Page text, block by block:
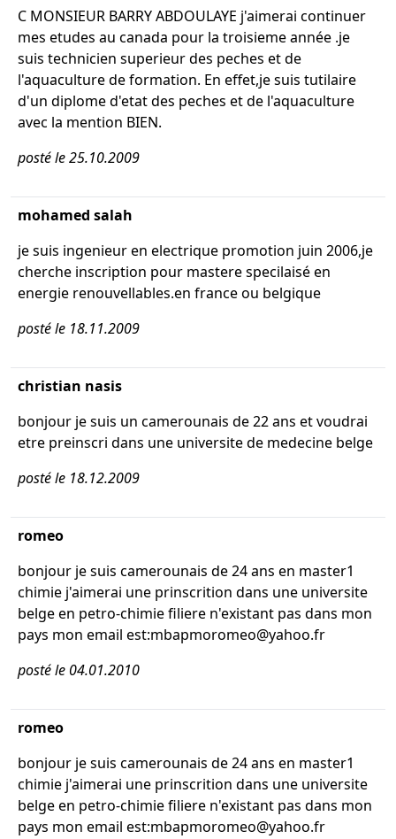
C MONSIEUR BARRY ABDOULAYE j'aimerai continuer
mes etudes au canada pour la troisieme année .je
suis technicien superieur des peches et de
l'aquaculture de formation. En effet,je suis tutilaire
d'un diplome d'etat des peches et de l'aquaculture
avec la mention BIEN.
posté le 25.10.2009
mohamed salah
je suis ingenieur en electrique promotion juin 2006,je
cherche inscription pour mastere specilaisé en
energie renouvellables.en france ou belgique
posté le 18.11.2009
christian nasis
bonjour je suis un camerounais de 22 ans et voudrai
etre preinscri dans une universite de medecine belge
posté le 18.12.2009
romeo
bonjour je suis camerounais de 24 ans en master1
chimie j'aimerai une prinscrition dans une universite
belge en petro-chimie filiere n'existant pas dans mon
pays mon email est:mbapmoromeo@yahoo.fr
posté le 04.01.2010
romeo
bonjour je suis camerounais de 24 ans en master1
chimie j'aimerai une prinscrition dans une universite
belge en petro-chimie filiere n'existant pas dans mon
pays mon email est:mbapmoromeo@yahoo.fr